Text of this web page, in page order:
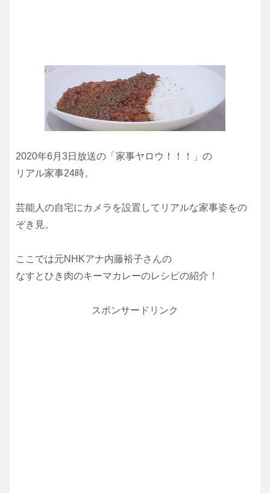
2020年6月3日放送の「家事ヤロウ！！！」の
リアル家事24時。
芸能人の自宅にカメラを設置してリアルな家事姿をの
ぞき見。
ここでは元NHKアナ内藤裕子さんの
なすとひき肉のキーマカレーのレシピの紹介！
スポンサードリンク